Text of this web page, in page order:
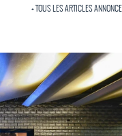
+ TOUS LES ARTICLES ANNONCE